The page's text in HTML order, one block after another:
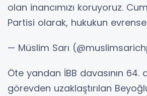
olan inancımızı koruyoruz.
Partisi olarak, hukukun
— Müslim Sarı
Öte yandan İBB davasının 64.
görevden uzaklaştırılan